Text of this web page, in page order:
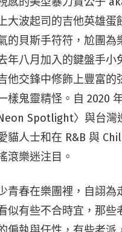
大波起司的吉他英雄蛋
的貝斯手符符，尬團為
年八月加入的鍵盤手小
他交鋒中修飾上豐富的
樣鬼靈精怪。自 2020
Spotlight〉與台灣
貓人士和在 R&B 與
滾樂迷注目。
青春在樂團裡，自詡為
似有些不合時宜，那些